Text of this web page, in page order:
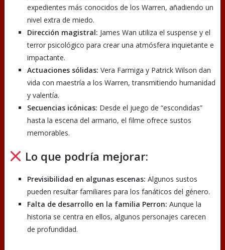
expedientes más conocidos de los Warren, añadiendo un
nivel extra de miedo.
Dirección magistral: James Wan utiliza el suspense y el
terror psicológico para crear una atmósfera inquietante e
impactante.
Actuaciones sólidas: Vera Farmiga y Patrick Wilson dan
vida con maestría a los Warren, transmitiendo humanidad
y valentía.
Secuencias icónicas: Desde el juego de “escondidas”
hasta la escena del armario, el filme ofrece sustos
memorables.
Lo que podría mejorar:
Previsibilidad en algunas escenas: Algunos sustos
pueden resultar familiares para los fanáticos del género.
Falta de desarrollo en la familia Perron: Aunque la
historia se centra en ellos, algunos personajes carecen
de profundidad.